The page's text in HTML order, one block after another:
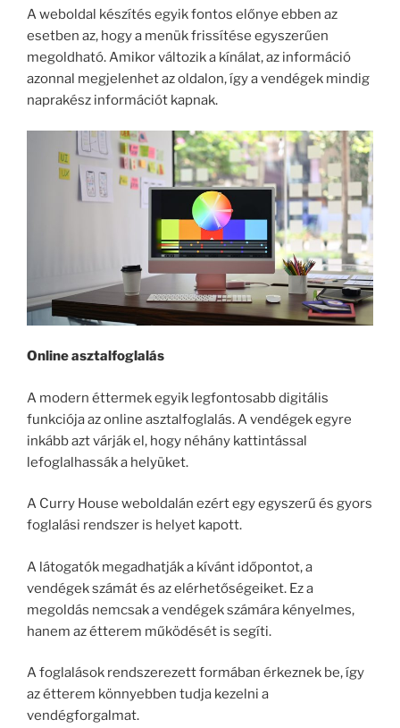
A weboldal készítés egyik fontos előnye ebben az
esetben az, hogy a menük frissítése egyszerűen
megoldható. Amikor változik a kínálat, az információ
azonnal megjelenhet az oldalon, így a vendégek mindig
naprakész információt kapnak.
Online asztalfoglalás
A modern éttermek egyik legfontosabb digitális
funkciója az online asztalfoglalás. A vendégek egyre
inkább azt várják el, hogy néhány kattintással
lefoglalhassák a helyüket.
A Curry House weboldalán ezért egy egyszerű és gyors
foglalási rendszer is helyet kapott.
A látogatók megadhatják a kívánt időpontot, a
vendégek számát és az elérhetőségeiket. Ez a
megoldás nemcsak a vendégek számára kényelmes,
hanem az étterem működését is segíti.
A foglalások rendszerezett formában érkeznek be, így
az étterem könnyebben tudja kezelni a
vendégforgalmat.